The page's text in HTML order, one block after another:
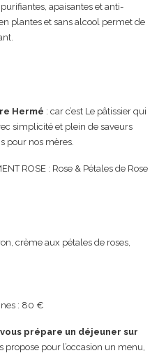
apaisantes et anti-
plantes et sans alcool permet de
Hermé : car c’est Le pâtissier qui
simplicité et plein de saveurs
pour nos mères.
ROSE : Rose & Pétales de Rose
crème aux pétales de roses,
: 80 €
prépare un déjeuner sur
propose pour l’occasion un menu,